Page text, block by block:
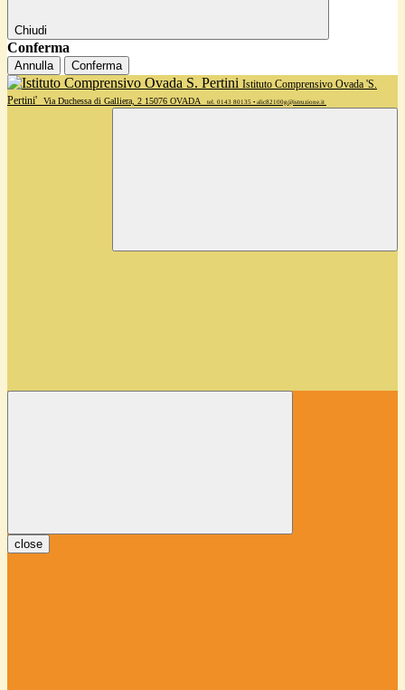
Chiudi
Conferma
Annulla Conferma
Istituto Comprensivo Ovada 'S.
Pertini'
Via Duchessa di Galliera, 2 15076 OVADA tel. 0143 80135 • alic82100g@istruzione.it
close